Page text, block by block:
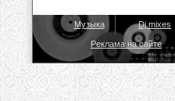
Музыка Dj mixes
Реклама на сайте